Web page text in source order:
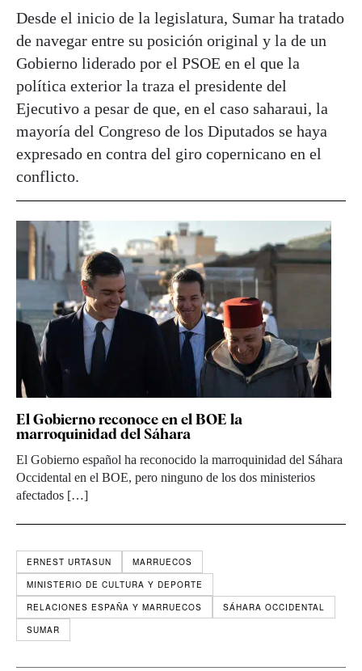
Desde el inicio de la legislatura, Sumar ha tratado
de navegar entre su posición original y la de un
Gobierno liderado por el PSOE en el que la
política exterior la traza el presidente del
Ejecutivo a pesar de que, en el caso saharaui, la
mayoría del Congreso de los Diputados se haya
expresado en contra del giro copernicano en el
conflicto.
El Gobierno reconoce en el BOE la
marroquinidad del Sáhara
El Gobierno español ha reconocido la marroquinidad del Sáhara
Occidental en el BOE, pero ninguno de los dos ministerios
afectados […]
ERNEST URTASUN
MARRUECOS
MINISTERIO DE CULTURA Y DEPORTE
RELACIONES ESPAÑA Y MARRUECOS
SÁHARA OCCIDENTAL
SUMAR